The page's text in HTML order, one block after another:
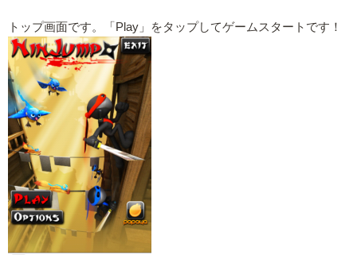
トップ画面です。「Play」をタップしてゲームスタートです！